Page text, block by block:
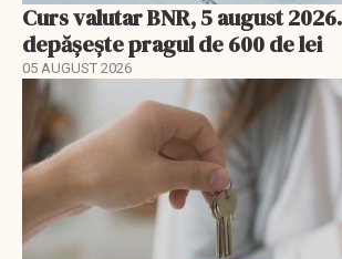
Curs valutar BNR, 5 august
depășește pragul de 600 de lei
05 AUGUST 2026